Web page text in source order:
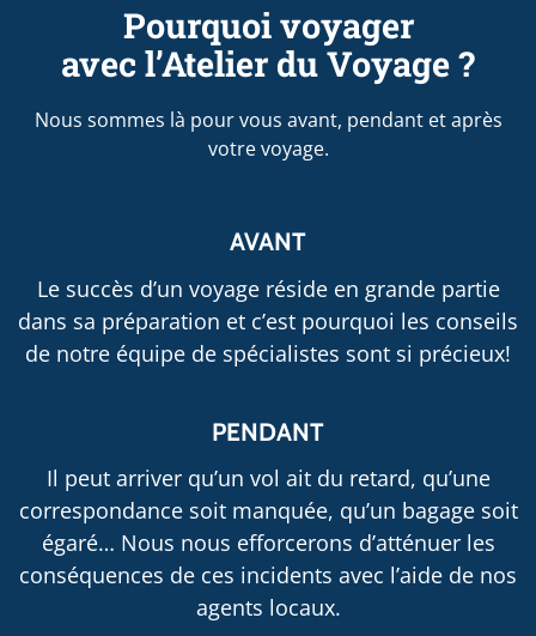
Pourquoi voyager
avec l’Atelier du Voyage ?
Nous sommes là pour vous avant, pendant et après
votre voyage.
AVANT
Le succès d’un voyage réside en grande partie
dans sa préparation et c’est pourquoi les conseils
de notre équipe de spécialistes sont si précieux!
PENDANT
Il peut arriver qu’un vol ait du retard, qu’une
correspondance soit manquée, qu’un bagage soit
égaré… Nous nous efforcerons d’atténuer les
conséquences de ces incidents avec l’aide de nos
agents locaux.